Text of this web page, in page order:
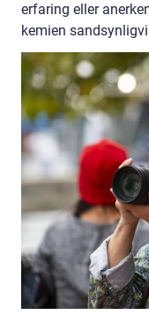
erfaring eller
kemien